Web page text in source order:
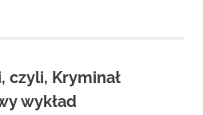
czyli, Kryminał
wykład